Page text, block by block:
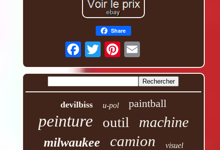
Share
devilbiss u-pol paintball
peinture outil machine
milwaukee camion visuel